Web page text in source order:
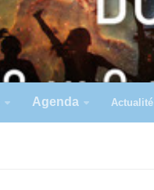
Agenda Actualité